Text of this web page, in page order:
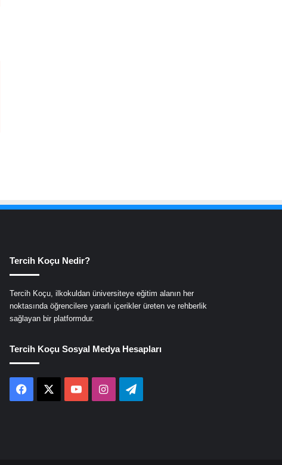
Tercih Koçu Nedir?
Tercih Koçu, ilkokuldan üniversiteye eğitim alanın her
noktasında öğrencilere yararlı içerikler üreten ve rehberlik
sağlayan bir platformdur.
Tercih Koçu Sosyal Medya Hesapları
Facebook YouTubeInstagramTelegram